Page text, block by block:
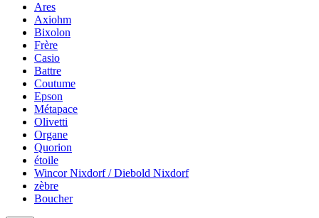
Ares
Axiohm
Bixolon
Frère
Casio
Battre
Coutume
Epson
Métapace
Olivetti
Organe
Quorion
étoile
Wincor Nixdorf / Diebold Nixdorf
zèbre
Boucher